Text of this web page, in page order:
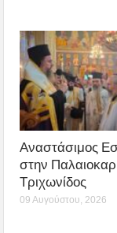
Αναστάσιμος
στην
Τριχωνίδος
09 Αυγούστου, 2026